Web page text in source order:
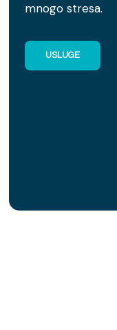
mnogo stresa.
USLUGE